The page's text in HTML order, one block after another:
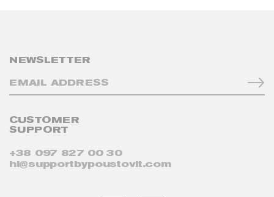
NEWSLETTER
CUSTOMER
SUPPORT
+38 097 827 00 30
hi@supportbypoustovit.com